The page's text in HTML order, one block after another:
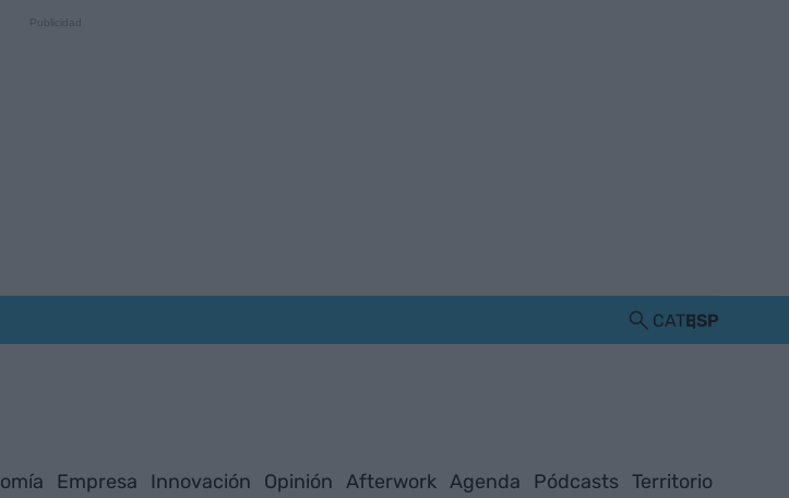
CATESP
Empresa Innovación Opinión Afterwork Agenda Pódcasts Territorio